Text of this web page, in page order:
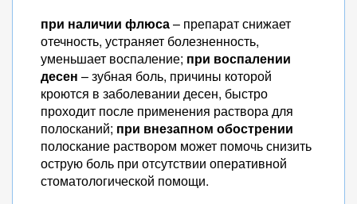
при наличии флюса– препарат снижает
отечность, устраняет болезненность,
уменьшает воспаление; при воспалении
десен – зубная боль, причины которой
кроются в заболевании десен, быстро
проходит после применения раствора для
полосканий; при внезапном обострении
полоскание раствором может помочь снизить
острую боль при отсутствии оперативной
стоматологической помощи.